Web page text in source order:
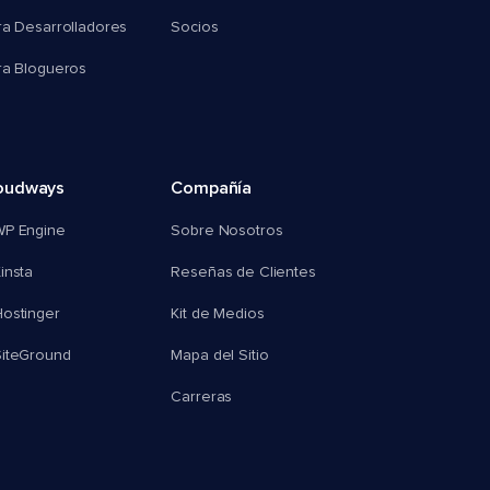
Desarrolladores
Blogueros
Socios
Engine
Compañía
Sobre Nosotros
Reseñas de Clientes
Kit de Medios
Mapa del Sitio
Carreras